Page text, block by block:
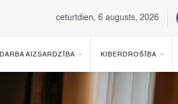
ceturtdien, 6 augusts, 2026
DARBA AIZSARDZĪBA KIBERDROŠĪBA